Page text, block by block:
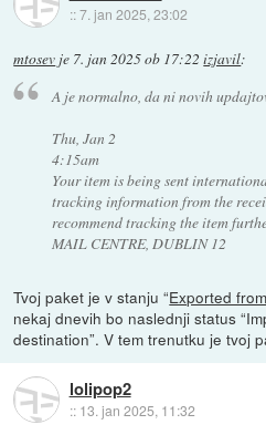
::7. jan 2025, 23:02
mtosev je 7. jan 2025 ob 17:22 izjavil:
A je normalno, da ni novih
Thu, Jan 2
4:15am
Your item is being sent
tracking information from the
recommend tracking the item
MAIL CENTRE, DUBLIN 12
Tvoj paket je v stanju “Exported
nekaj dnevih bo naslednji status
destination”. V tem trenutku je tvoj
lolipop2
:: 13. jan 2025, 11:32